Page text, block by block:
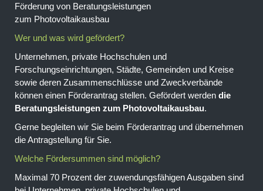
Förderung von Beratungs­leistungen
zum Photovoltaik­ausbau
Wer und was wird gefördert?
Unternehmen, private Hochschulen und
Forschungseinrichtungen, Städte, Gemeinden und Kreise
sowie deren Zusammenschlüsse und Zweckverbände
können einen Förderantrag stellen. Gefördert werden die
Beratungsleistungen zum Photovoltaikausbau.
Gerne begleiten wir Sie beim Förderantrag und übernehmen
die Antragstellung für Sie.
Welche Fördersummen sind möglich?
Maximal 70 Prozent der zuwendungsfähigen Ausgaben sind